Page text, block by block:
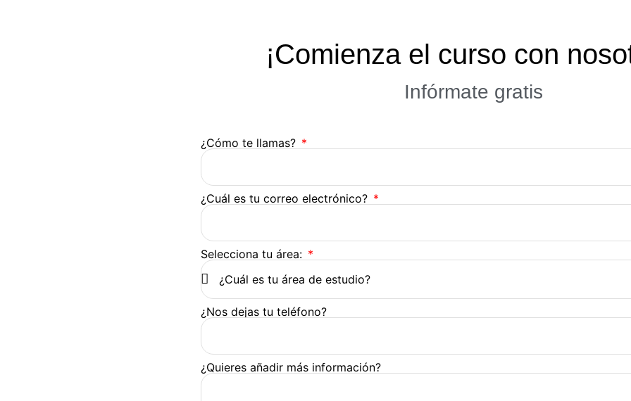
¡Comienza el curso con
Infórmate gratis
¿Cómo te llamas?
¿Cuál es tu correo electrónico?
Selecciona tu área:
¿Nos dejas tu teléfono?
¿Quieres añadir más información?